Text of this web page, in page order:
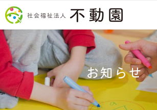
コンテンツへスキップ
お知らせ